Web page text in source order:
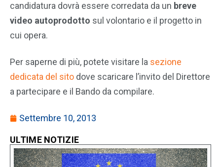
candidatura dovrà essere corredata da un breve
video autoprodotto sul volontario e il progetto in
cui opera.
Per saperne di più, potete visitare la sezione
dedicata del sito dove scaricare l’invito del Direttore
a partecipare e il Bando da compilare.
Settembre 10, 2013
ULTIME NOTIZIE